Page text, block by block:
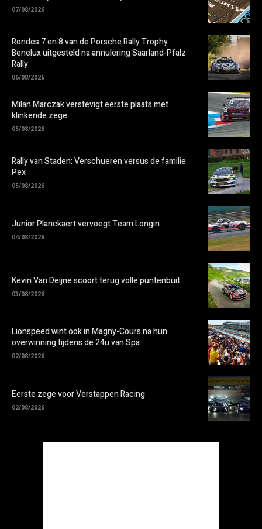
07/08/2026
Rondes 7 en 8 van de Porsche Rally Trophy
Benelux uitgesteld na annulering Saarland-Pfalz
Rally
06/08/2026
Milan Marczak verstevigt eerste plaats met
klinkende zege
05/08/2026
Rally van Staden: Verschueren versus de familie
Pex
05/08/2026
Junior Planckaert vervoegt Team Longin
04/08/2026
Kevin Van Deijne scoort terug volle puntenbuit
03/08/2026
Lionspeed wint ook in Magny-Cours na hun
overwinning tijdens de 24u van Spa
02/08/2026
Eerste zege voor Verstappen Racing
02/08/2026